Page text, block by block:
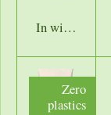
In
Zero
plastics